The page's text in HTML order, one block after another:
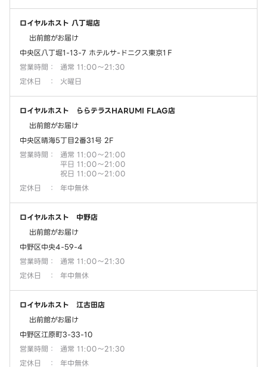
ロイヤルホスト 八丁堀店
出前館がお届け
中央区八丁堀1-13-7 ホテルサ-ドニクス東京1Ｆ
営業時間 ：
通常 11:00～21:30
定休日
： 火曜日
ロイヤルホスト ららテラスHARUMI FLAG店
出前館がお届け
中央区晴海5丁目2番31号 2F
営業時間 ：
通常 11:00～21:00
平日 11:00～21:00
祝日 11:00～21:00
定休日
： 年中無休
ロイヤルホスト 中野店
出前館がお届け
中野区中央4-59-4
営業時間 ：
通常 11:00～21:30
定休日
： 年中無休
ロイヤルホスト 江古田店
出前館がお届け
中野区江原町3-33-10
営業時間 ：
通常 11:00～21:30
定休日
： 年中無休